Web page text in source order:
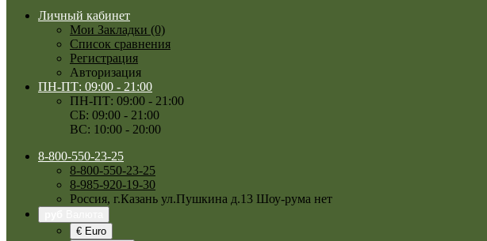
Личный кабинет
Мои Закладки (0)
Список сравнения
Регистрация
Авторизация
ПН-ПТ: 09:00 - 21:00
ПН-ПТ: 09:00 - 21:00
СБ: 09:00 - 21:00
ВС: 10:00 - 20:00
8-800-550-23-25
8-800-550-23-25
8-985-920-19-30
Россия, г.Казань ул.Пушкина д.13 Шоу-рума нет
€ Euro